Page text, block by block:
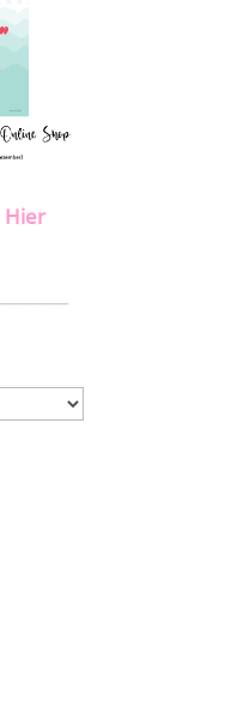
Hier